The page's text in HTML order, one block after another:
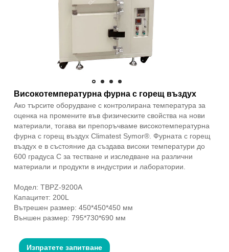
Високотемпературна фурна с горещ въздух
Ако търсите оборудване с контролирана температура за
оценка на промените във физическите свойства на нови
материали, тогава ви препоръчваме високотемпературна
фурна с горещ въздух Climatest Symor®. Фурната с горещ
въздух е в състояние да създава високи температури до
600 градуса C за тестване и изследване на различни
материали и продукти в индустрии и лаборатории.
Модел: TBPZ-9200A
Капацитет: 200L
Вътрешен размер: 450*450*450 мм
Външен размер: 795*730*690 мм
Изпратете запитване